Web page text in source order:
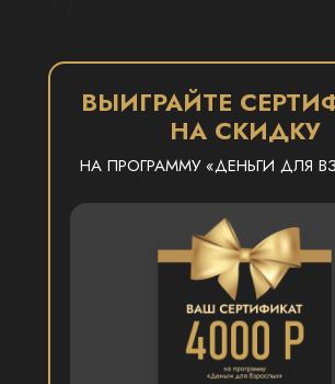
ВЫИГРАЙТЕ
НА СКИДКУ
НА ПРОГРАММУ «ДЕНЬГИ ДЛЯ